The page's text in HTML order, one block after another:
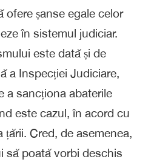
ofere șanse egale celor
în sistemul judiciar.
este dată și de
a Inspecției Judiciare,
a sancționa abaterile
este cazul, în acord cu
țării. Cred, de asemenea,
să poată vorbi deschis